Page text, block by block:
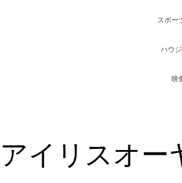
アイリスオー
スポー
ハウ
映